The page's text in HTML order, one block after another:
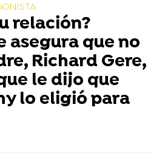
relación?
asegura que no
Richard Gere,
le dijo que
lo eligió para